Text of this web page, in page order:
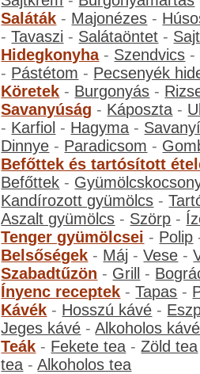
Saláták - Majonézes -
-Tavaszi - Salátaöntet -
Hidegkonyha- Szendvics -
- Pástétom - Pecsenyék
Köretek - Burgonyás -
Savanyúság - Káposzta -
- Karfiol - Hagyma -
Dinnye - Paradicsom -
Befőttek és tartósított
Befőttek -
Kandírozott gyümölcs -
Aszalt gyümölcs - Szörp -
Tenger gyümölcsei - Polip
Belsőségek - Máj -Vese -
Szabadtűzön - Grill -
Ínyenc receptek -Tapas -
Kávék - Hosszú kávé -
Jeges kávé -Alkoholos kávé
Teák - Fekete tea -Zöld tea
tea -Alkoholos tea